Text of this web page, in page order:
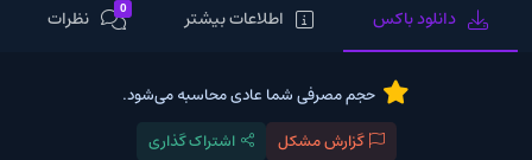
دانلود باکس اطلاعات بیشتر 0 نظرات
حجم مصرفی شما عادی محاسبه می‌شود.
گزارش مشکل
اشتراک گذاری